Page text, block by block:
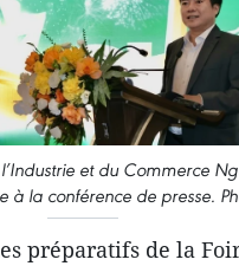
et du Commerce
à la conférence de presse.
préparatifs de la